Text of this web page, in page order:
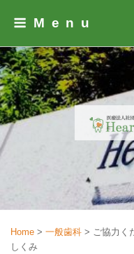
Menu
Home > 一般歯科 > ご協力く
しくみ